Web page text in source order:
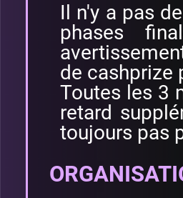
Il n'y a pas
phases
de cashprize
Toutes les 3
retard
toujours pas